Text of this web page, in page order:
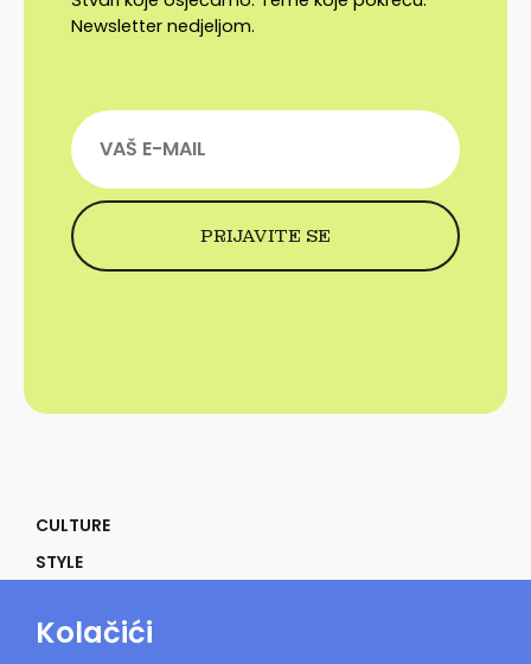
Newsletter nedjeljom.
CULTURE
STYLE
POWER
Kolačići